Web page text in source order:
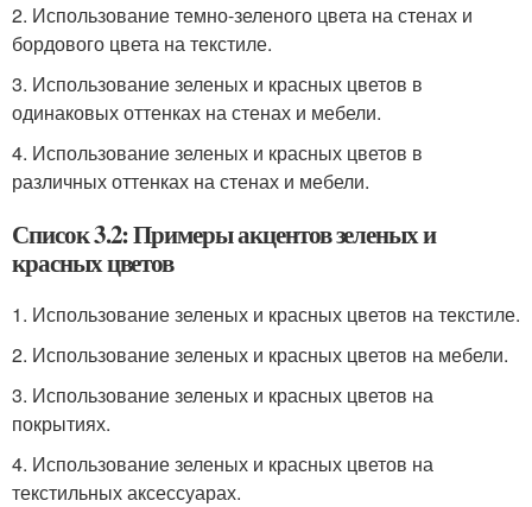
2. Использование темно-зеленого цвета на стенах и
бордового цвета на текстиле.
3. Использование зеленых и красных цветов в
одинаковых оттенках на стенах и мебели.
4. Использование зеленых и красных цветов в
различных оттенках на стенах и мебели.
Список 3.2: Примеры акцентов зеленых и
красных цветов
1. Использование зеленых и красных цветов на текстиле.
2. Использование зеленых и красных цветов на мебели.
3. Использование зеленых и красных цветов на
покрытиях.
4. Использование зеленых и красных цветов на
текстильных аксессуарах.